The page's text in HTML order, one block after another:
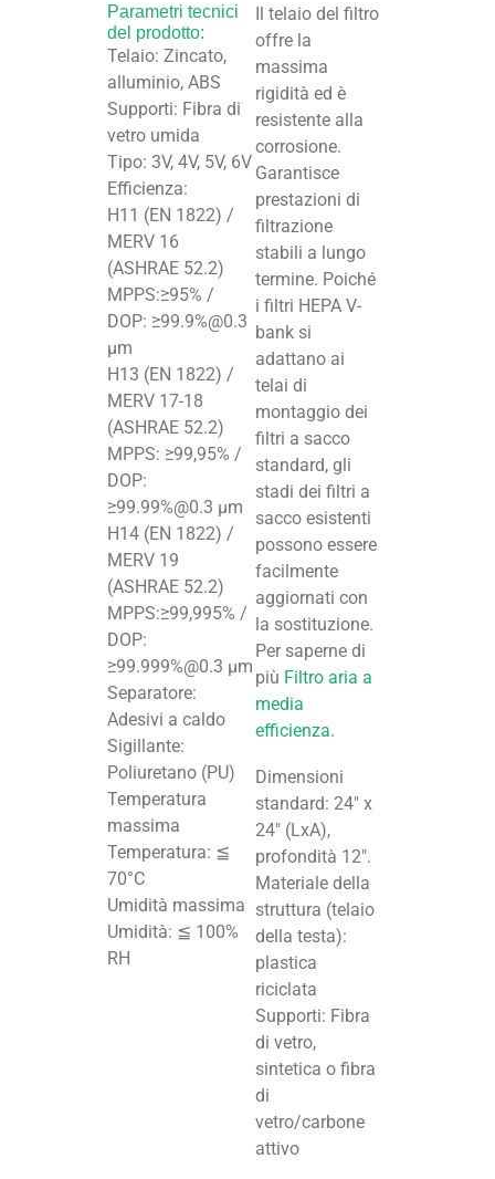
Parametri tecnici
del prodotto:
Telaio: Zincato,
alluminio, ABS
Supporti: Fibra di
vetro umida
Tipo: 3V, 4V, 5V, 6V
Efficienza:
H11 (EN 1822) /
MERV 16
(ASHRAE 52.2)
MPPS:≥95% /
DOP: ≥99.9%@0.3
µm
H13 (EN 1822) /
MERV 17-18
(ASHRAE 52.2)
MPPS: ≥99,95% /
DOP:
≥99.99%@0.3 µm
H14 (EN 1822) /
MERV 19
(ASHRAE 52.2)
MPPS:≥99,995% /
DOP:
≥99.999%@0.3 µm
Separatore:
Adesivi a caldo
Sigillante:
Poliuretano (PU)
Temperatura
massima
Temperatura: ≦
70°C
Umidità massima
Umidità: ≦ 100%
RH
Il telaio del filtro
offre la
massima
rigidità ed è
resistente alla
corrosione.
Garantisce
prestazioni di
filtrazione
stabili a lungo
termine. Poiché
i filtri HEPA V-
bank si
adattano ai
telai di
montaggio dei
filtri a sacco
standard, gli
stadi dei filtri a
sacco esistenti
possono essere
facilmente
aggiornati con
la sostituzione.
Per saperne di
più Filtro aria a
media
efficienza.
Dimensioni
standard: 24″ x
24″ (LxA),
profondità 12″.
Materiale della
struttura (telaio
della testa):
plastica
riciclata
Supporti: Fibra
di vetro,
sintetica o fibra
di
vetro/carbone
attivo